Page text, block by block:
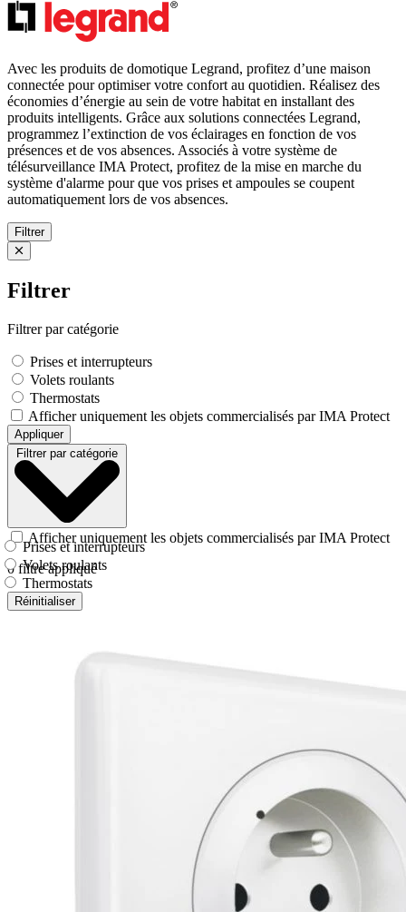
Avec les produits de domotique Legrand, profitez d’une maison
connectée pour optimiser votre confort au quotidien. Réalisez des
économies d’énergie au sein de votre habitat en installant des
produits intelligents. Grâce aux solutions connectées Legrand,
programmez l’extinction de vos éclairages en fonction de vos
présences et de vos absences. Associés à votre système de
télésurveillance IMA Protect, profitez de la mise en marche du
système d'alarme pour que vos prises et ampoules se coupent
automatiquement lors de vos absences.
Filtrer
Fermer
Filtrer
Filtrer par catégorie
Prises et interrupteurs
Volets roulants
Thermostats
Afficher uniquement les objets commercialisés par IMA Protect
Appliquer
Filtrer par catégorie
Prises et interrupteurs
Volets roulants
Thermostats
Afficher uniquement les objets commercialisés par IMA Protect
0filtre appliqué
Réinitialiser